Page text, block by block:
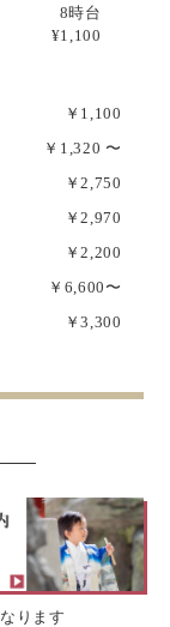
8時台
¥1,100
￥1,100
￥1,320 〜
￥2,750
￥2,970
￥2,200
￥6,600〜
￥3,300
ります